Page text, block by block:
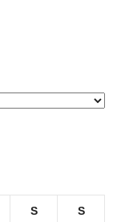
S S